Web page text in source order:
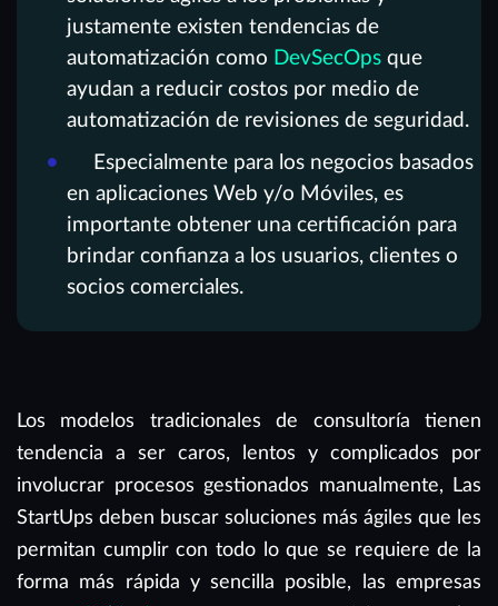
justamente existen tendencias de
automatización como DevSecOps que
ayudan a reducir costos por medio de
automatización de revisiones de seguridad.
Especialmente para los negocios basados
en aplicaciones Web y/o Móviles, es
importante obtener una certificación para
brindar confianza a los usuarios, clientes o
socios comerciales.
Los modelos tradicionales de consultoría tienen
tendencia a ser caros, lentos y complicados por
involucrar procesos gestionados manualmente, Las
StartUps deben buscar soluciones más ágiles que les
permitan cumplir con todo lo que se requiere de la
forma más rápida y sencilla posible, las empresas